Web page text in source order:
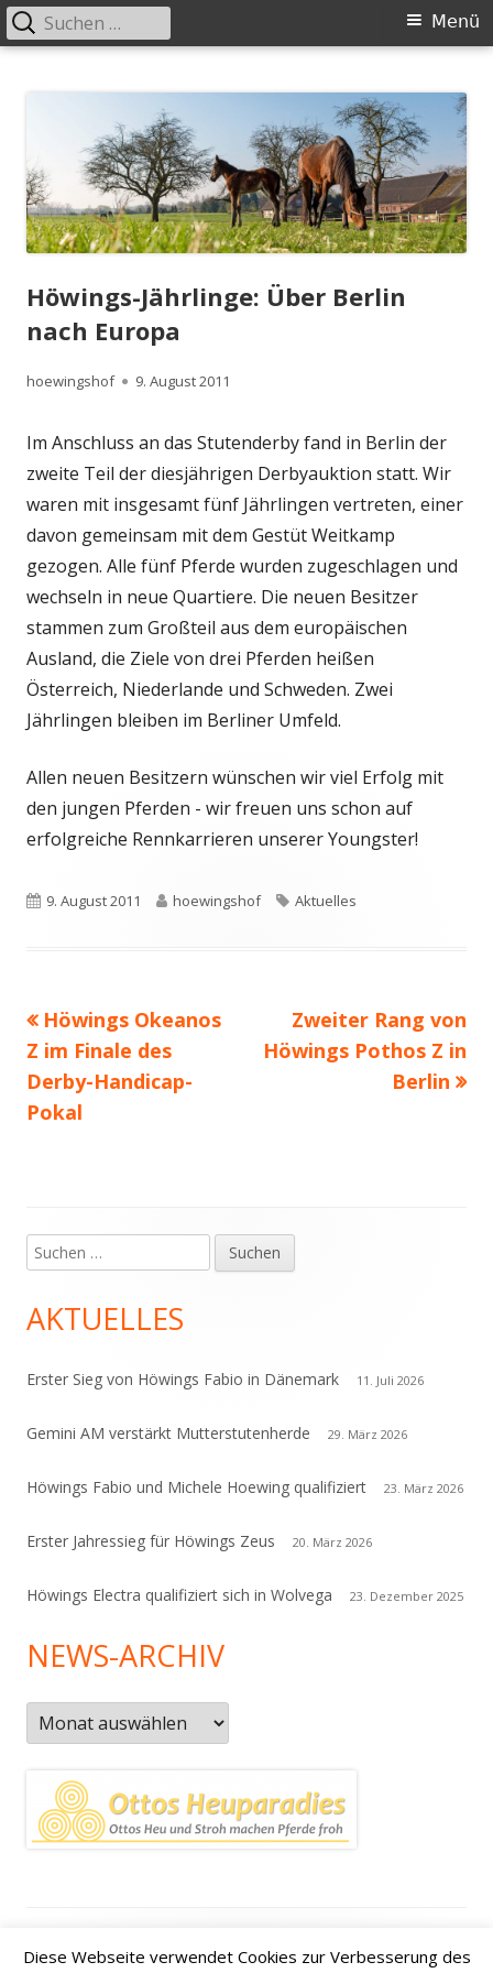
Primäres
Menü
Suchen
nach:
Höwings-Jährlinge: Über Berlin
nach Europa
Autor
hoewingshof
Veröffentlicht
9. August 2011
Im Anschluss an das Stutenderby fand in Berlin der
zweite Teil der diesjährigen Derbyauktion statt. Wir
waren mit insgesamt fünf Jährlingen vertreten, einer
davon gemeinsam mit dem Gestüt Weitkamp
gezogen. Alle fünf Pferde wurden zugeschlagen und
wechseln in neue Quartiere. Die neuen Besitzer
stammen zum Großteil aus dem europäischen
Ausland, die Ziele von drei Pferden heißen
Österreich, Niederlande und Schweden. Zwei
Jährlingen bleiben im Berliner Umfeld.
Allen neuen Besitzern wünschen wir viel Erfolg mit
den jungen Pferden - wir freuen uns schon auf
erfolgreiche Rennkarrieren unserer Youngster!
Veröffentlicht
9. August 2011 Autor
hoewingshof Schlagwörter
Aktuelles
Beitragsnavigation
Vorheriger
Beitrag:
Höwings Okeanos
Z im Finale des
Derby-Handicap-
Pokal
Nächster
Beitrag
Zweiter Rang von
Höwings Pothos Z in
Berlin
Haupt-
Seitenleiste
Suchen
nach:
AKTUELLES
Erster Sieg von Höwings Fabio in Dänemark 11. Juli 2026
Gemini AM verstärkt Mutterstutenherde 29. März 2026
Höwings Fabio und Michele Hoewing qualifiziert 23. März 2026
Erster Jahressieg für Höwings Zeus 20. März 2026
Höwings Electra qualifiziert sich in Wolvega 23. Dezember 2025
NEWS-ARCHIV
News-
Archiv
Inhalt
Datenschutzerklärung Kontakt | Impressum
Anfahrt /
Diese Webseite verwendet Cookies zur Verbesserung des